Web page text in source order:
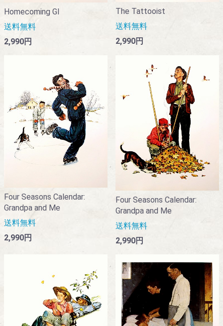
Homecoming GI
送料無料
2,990円
The Tattooist
送料無料
2,990円
Four Seasons Calendar:
Grandpa and Me
送料無料
2,990円
Four Seasons Calendar:
Grandpa and Me
送料無料
2,990円